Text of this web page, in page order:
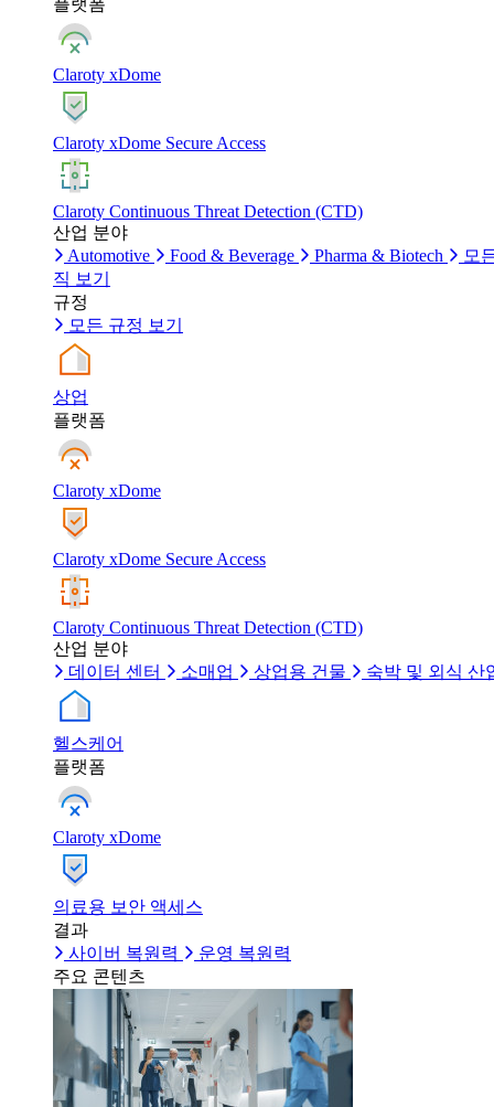
플랫폼
Claroty xDome
Claroty xDome Secure Access
Claroty Continuous Threat Detection (CTD)
산업 분야
Automotive
Food & Beverage Pharma & Biotech
모
직 보기
규정
모든 규정 보기
상업
플랫폼
Claroty xDome
Claroty xDome Secure Access
Claroty Continuous Threat Detection (CTD)
산업 분야
데이터 센터
소매업 상업용 건물 숙박 및 외식 산
헬스케어
플랫폼
Claroty xDome
의료용 보안 액세스
결과
사이버 복원력
운영 복원력
주요 콘텐츠